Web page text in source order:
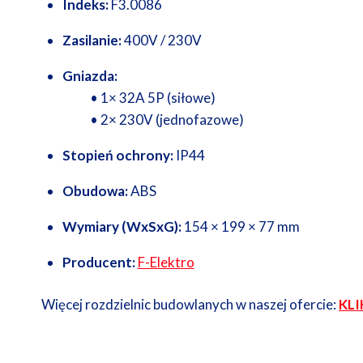
Indeks:F3.0086
Zasilanie:400V / 230V
Gniazda:
• 1× 32A 5P (siłowe)
• 2× 230V (jednofazowe)
Stopień ochrony:IP44
Obudowa:ABS
Wymiary (WxSxG):154 × 199 × 77 mm
Producent:F-Elektro
Więcej rozdzielnic budowlanych w naszej ofercie: